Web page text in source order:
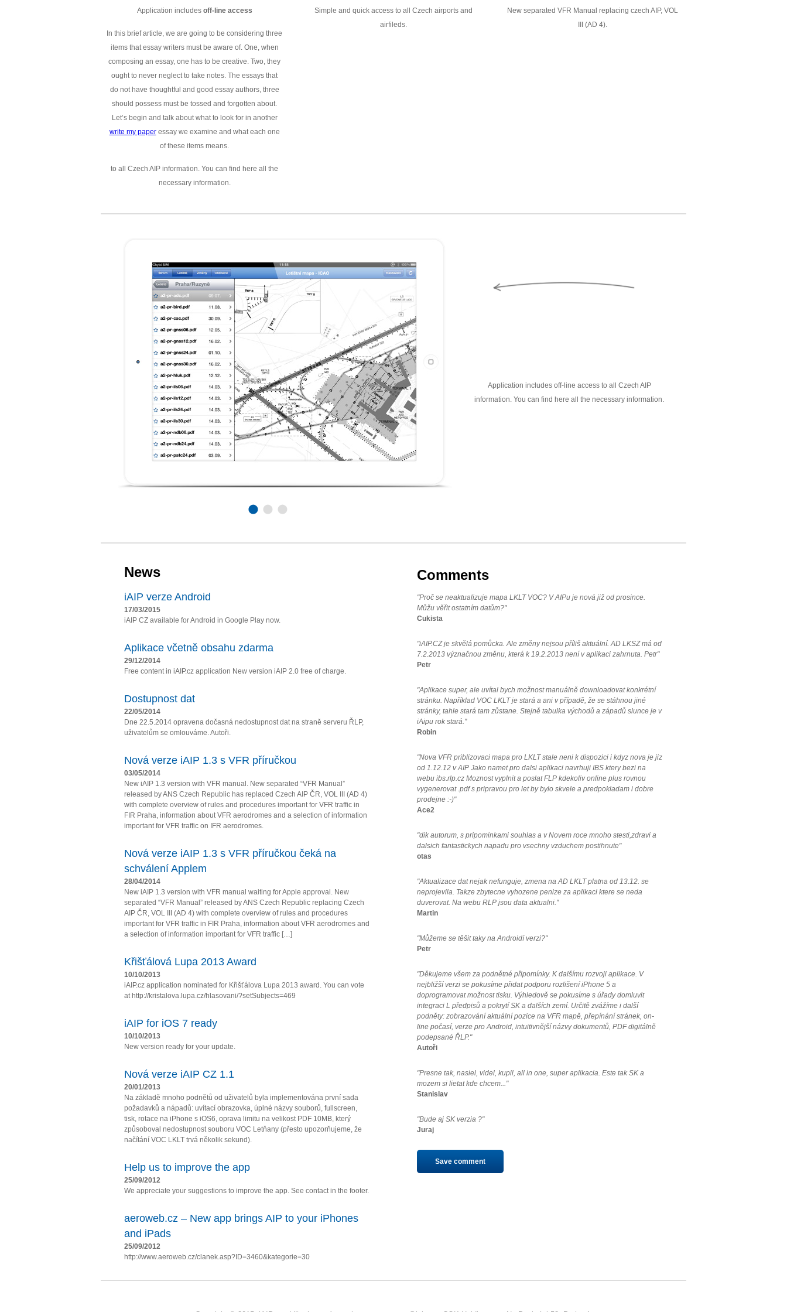
Application includes off-line access
In this brief article, we are going to be considering three
items that essay writers must be aware of. One, when
composing an essay, one has to be creative. Two, they
ought to never neglect to take notes. The essays that
do not have thoughtful and good essay authors, three
should possess must be tossed and forgotten about.
Let’s begin and talk about what to look for in another
write my paperessay we examine and what each one
of these items means.
to all Czech AIP information. You can find here all the
necessary information.
Simple and quick access to all Czech airports and
airfileds.
New separated VFR Manual replacing czech AIP, VOL
III (AD 4).
Application includes off-line access to all Czech AIP
information. You can find here all the necessary information.
News
iAIP verze Android
17/03/2015
iAIP CZ available for Android in Google Play now.
Aplikace včetně obsahu zdarma
29/12/2014
Free content in iAIP.cz application New version iAIP 2.0 free of charge.
Dostupnost dat
22/05/2014
Dne 22.5.2014 opravena dočasná nedostupnost dat na straně serveru ŘLP,
uživatelům se omlouváme. Autoři.
Nová verze iAIP 1.3 s VFR příručkou
03/05/2014
New iAIP 1.3 version with VFR manual. New separated “VFR Manual”
released by ANS Czech Republic has replaced Czech AIP ČR, VOL III (AD 4)
with complete overview of rules and procedures important for VFR traffic in
FIR Praha, information about VFR aerodromes and a selection of information
important for VFR traffic on IFR aerodromes.
Nová verze iAIP 1.3 s VFR příručkou čeká na
schválení Applem
28/04/2014
New iAIP 1.3 version with VFR manual waiting for Apple approval. New
separated “VFR Manual” released by ANS Czech Republic replacing Czech
AIP ČR, VOL III (AD 4) with complete overview of rules and procedures
important for VFR traffic in FIR Praha, information about VFR aerodromes and
a selection of information important for VFR traffic […]
Křišťálová Lupa 2013 Award
10/10/2013
iAIP.cz application nominated for Křišťálova Lupa 2013 award. You can vote
at http://kristalova.lupa.cz/hlasovani/?setSubjects=469
iAIP for iOS 7 ready
10/10/2013
New version ready for your update.
Nová verze iAIP CZ 1.1
20/01/2013
Na základě mnoho podnětů od uživatelů byla implementována první sada
požadavků a nápadů: uvítací obrazovka, úplné názvy souborů, fullscreen,
tisk, rotace na iPhone s iOS6, oprava limitu na velikost PDF 10MB, který
způsoboval nedostupnost souboru VOC Letňany (přesto upozorňujeme, že
načítání VOC LKLT trvá několik sekund).
Help us to improve the app
25/09/2012
We appreciate your suggestions to improve the app. See contact in the footer.
aeroweb.cz – New app brings AIP to your iPhones
and iPads
25/09/2012
http://www.aeroweb.cz/clanek.asp?ID=3460&kategorie=30
Comments
"Proč se neaktualizuje mapa LKLT VOC? V AIPu je nová již od prosince.
Můžu věřit ostatním datům?"
Cukista
"iAIP.CZ je skvělá pomůcka. Ale změny nejsou příliš aktuální. AD LKSZ má od
7.2.2013 význačnou změnu, která k 19.2.2013 není v aplikaci zahrnuta. Petr"
Petr
"Aplikace super, ale uvítal bych možnost manuálně downloadovat konkrétní
stránku. Například VOC LKLT je stará a ani v případě, že se stáhnou jiné
stránky, tahle stará tam zůstane. Stejně tabulka východů a západů slunce je v
iAipu rok stará."
Robin
"Nova VFR priblizovaci mapa pro LKLT stale neni k dispozici i kdyz nova je jiz
od 1.12.12 v AIP Jako namet pro dalsi aplikaci navrhuji IBS ktery bezi na
webu ibs.rlp.cz Moznost vyplnit a poslat FLP kdekoliv online plus rovnou
vygenerovat .pdf s pripravou pro let by bylo skvele a predpokladam i dobre
prodejne :-)"
Ace2
"dik autorum, s pripominkami souhlas a v Novem roce mnoho stesti,zdravi a
dalsich fantastickych napadu pro vsechny vzduchem postihnute"
otas
"Aktualizace dat nejak nefunguje, zmena na AD LKLT platna od 13.12. se
neprojevila. Takze zbytecne vyhozene penize za aplikaci ktere se neda
duverovat. Na webu RLP jsou data aktualni."
Martin
"Můžeme se těšit taky na Androidí verzi?"
Petr
"Děkujeme všem za podnětné připomínky. K dalšímu rozvoji aplikace. V
nejbližší verzi se pokusíme přidat podporu rozlišení iPhone 5 a
doprogramovat možnost tisku. Výhledově se pokusíme s úřady domluvit
integraci L předpisů a pokrytí SK a dalších zemí. Určitě zvážíme i další
podněty: zobrazování aktuální pozice na VFR mapě, přepínání stránek, on-
line počasí, verze pro Android, intuitivnější názvy dokumentů, PDF digitálně
podepsané ŘLP."
Autoři
"Presne tak, nasiel, videl, kupil, all in one, super aplikacia. Este tak SK a
mozem si lietat kde chcem..."
Stanislav
"Bude aj SK verzia ?"
Juraj
Save comment